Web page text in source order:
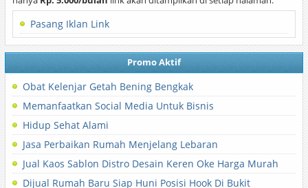
Pasang Iklan Link
Promo Aktif
Obat Kelenjar Getah Bening Bengkak
Memanfaatkan Social Media Untuk Bisnis
Hidup Sehat Alami
Jasa Perbaikan Rumah Menjelang Lebaran
Jual Kaos Sablon Distro Desain Keren Oke Harga Murah
Dijual Rumah Baru Siap Huni Posisi Hook Di Bukit